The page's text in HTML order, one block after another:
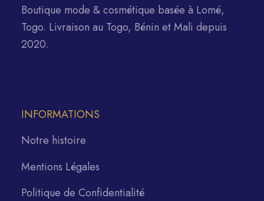
Boutique mode & cosmétique basée à Lomé,
Togo. Livraison au Togo, Bénin et Mali depuis
2020.
INFORMATIONS
Notre histoire
Mentions Légales
Politique de Confidentialité